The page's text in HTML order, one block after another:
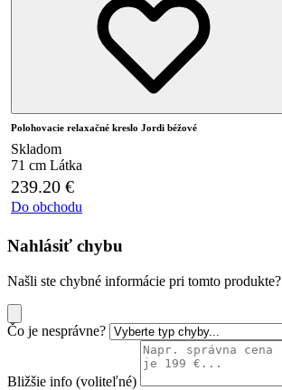
Polohovacie relaxačné kreslo Jordi béžové
Skladom
71 cm Látka
239.20 €
Do obchodu
Nahlásiť chybu
Našli ste chybné informácie pri tomto produkte?
Čo je nesprávne?
Bližšie info (voliteľné)